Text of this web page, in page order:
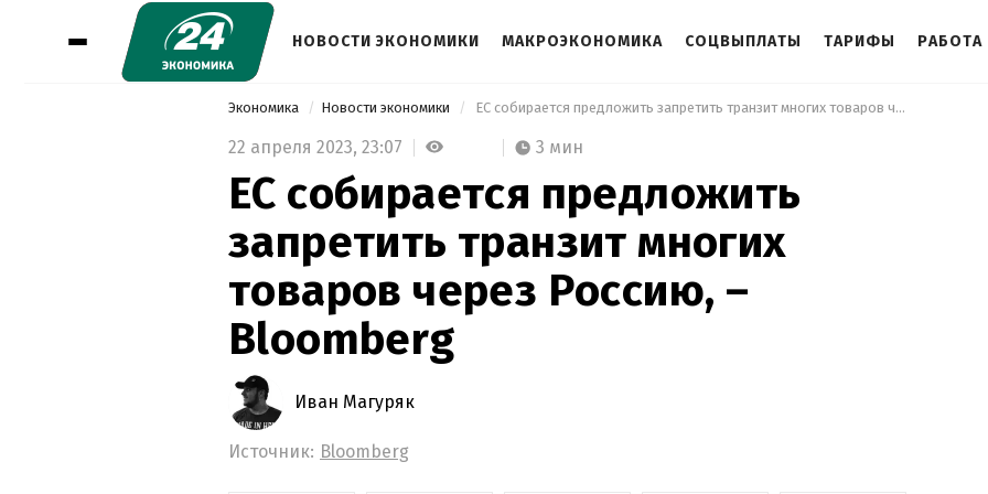
НОВОСТИ ЭКОНОМИКИ МАКРОЭКОНОМИКА СОЦВЫПЛАТЫ ТАРИФЫ РАБОТА
Экономика Новости экономики ЕС собирается предложить запретить транзит многих товаров через Россию, – Bloomberg
22 апреля 2023, 23:07 3 мин
ЕС собирается предложить
запретить транзит многих
товаров через Россию, –
Bloomberg
Иван Магуряк
Источник: Bloomberg